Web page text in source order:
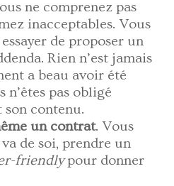
ne comprenez pas
inacceptables. Vous
de proposer un
Rien n’est jamais
a beau avoir été
pas obligé
son contenu.
un contrat. Vous
de soi, prendre un
friendlypour donner